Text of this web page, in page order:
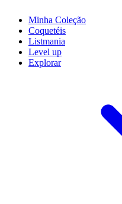
Minha Coleção
Coquetéis
Listmania
Level up
Explorar